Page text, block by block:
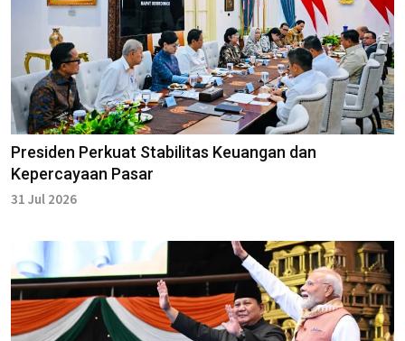
Presiden Perkuat Stabilitas Keuangan dan
Kepercayaan Pasar
31 Jul 2026